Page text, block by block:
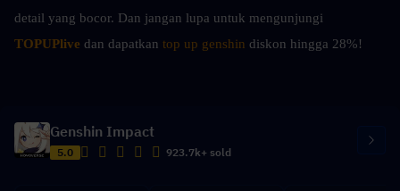
TOPUPlive dan dapatkan top up genshin diskon hingga 28%!
Genshin Impact
5.0 923.7k+ sold